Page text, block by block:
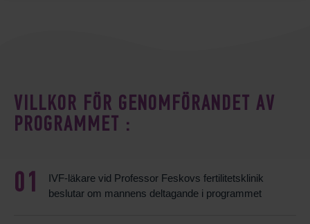
VILLKOR FÖR GENOMFÖRANDET AV
PROGRAMMET :
IVF-läkare vid Professor Feskovs fertilitetsklinik
beslutar om mannens deltagande i programmet